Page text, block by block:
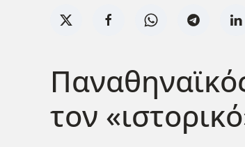
τον